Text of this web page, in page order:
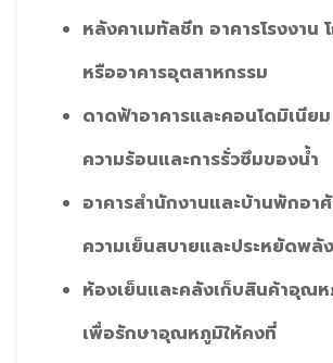
หลังคาเมทัลชีท อาคารโรงงาน
หรืออาคารอุตสาหกรรม
ดาดฟ้าอาคารและคอนโดมิเนีย
ความร้อนและการรั่วซึมของน้ำ
อาคารสำนักงานและบ้านพักอา
ความเย็นสบายและประหยัดพลั
ห้องเย็นและคลังเก็บสินค้าอุณ
เพื่อรักษาอุณหภูมิให้คงที่